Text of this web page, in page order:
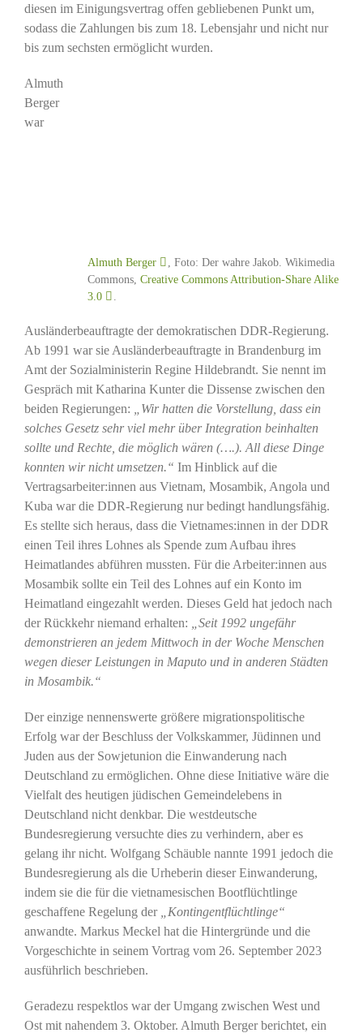
diesen im Einigungsvertrag offen gebliebenen Punkt um,
sodass die Zahlungen bis zum 18. Lebensjahr und nicht nur
bis zum sechsten ermöglicht wurden.
Almuth Berger
, Foto: Der wahre Jakob. Wikimedia
Commons,Creative Commons Attribution-Share Alike
3.0
Almuth
Berger
war
Ausländerbeauftragte der demokratischen DDR-Regierung.
Ab 1991 war sie Ausländerbeauftragte in Brandenburg im
Amt der Sozialministerin Regine Hildebrandt. Sie nennt im
Gespräch mit Katharina Kunter die Dissense zwischen den
beiden Regierungen:
„Wir hatten die Vorstellung, dass ein
solches Gesetz sehr viel mehr über Integration beinhalten
sollte und Rechte, die möglich wären (….). All diese Dinge
konnten wir nicht umsetzen.“ Im Hinblick auf die
Vertragsarbeiter:innen aus Vietnam, Mosambik, Angola und
Kuba war die DDR-Regierung nur bedingt handlungsfähig.
Es stellte sich heraus, dass die Vietnames:innen in der DDR
einen Teil ihres Lohnes als Spende zum Aufbau ihres
Heimatlandes abführen mussten. Für die Arbeiter:innen aus
Mosambik sollte ein Teil des Lohnes auf ein Konto im
Heimatland eingezahlt werden. Dieses Geld hat jedoch nach
der Rückkehr niemand erhalten:
„Seit 1992 ungefähr
demonstrieren an jedem Mittwoch in der Woche Menschen
wegen dieser Leistungen in Maputo und in anderen Städten
in Mosambik.“
Der einzige nennenswerte größere migrationspolitische
Erfolg war der Beschluss der Volkskammer, Jüdinnen und
Juden aus der Sowjetunion die Einwanderung nach
Deutschland zu ermöglichen. Ohne diese Initiative wäre die
Vielfalt des heutigen jüdischen Gemeindelebens in
Deutschland nicht denkbar. Die westdeutsche
Bundesregierung versuchte dies zu verhindern, aber es
gelang ihr nicht. Wolfgang Schäuble nannte 1991 jedoch die
Bundesregierung als die Urheberin dieser Einwanderung,
indem sie die für die vietnamesischen Bootflüchtlinge
geschaffene Regelung der
„Kontingentflüchtlinge“
anwandte. Markus Meckel hat die Hintergründe und die
Vorgeschichte in seinem Vortrag vom 26. September 2023
ausführlich beschrieben.
Geradezu respektlos war der Umgang zwischen West und
Ost mit nahendem 3. Oktober. Almuth Berger berichtet, ein